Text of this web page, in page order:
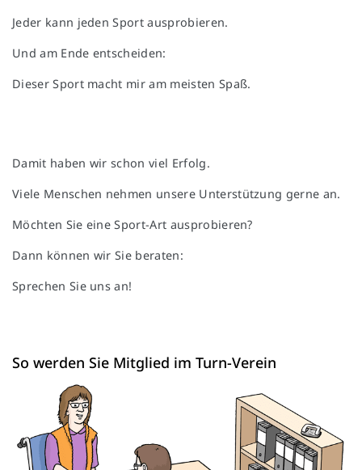
Jeder kann jeden Sport ausprobieren.
Und am Ende entscheiden:
Dieser Sport macht mir am meisten Spaß.
Damit haben wir schon viel Erfolg.
Viele Menschen nehmen unsere Unterstützung gerne an.
Möchten Sie eine Sport-Art ausprobieren?
Dann können wir Sie beraten:
Sprechen Sie uns an!
So werden Sie Mitglied im Turn-Verein